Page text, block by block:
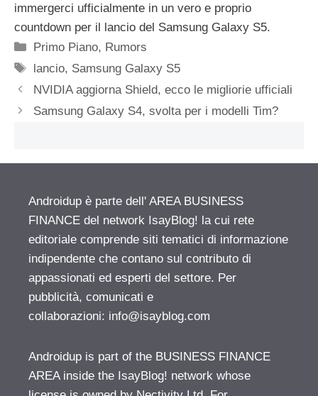
immergerci ufficialmente in un vero e proprio
countdown per il lancio del Samsung Galaxy S5.
Categorie
Primo Piano, Rumors
Tag
lancio, Samsung Galaxy S5
NVIDIA aggiorna Shield, ecco le migliorie ufficiali
Samsung Galaxy S4, svolta per i modelli Tim?
Androidup è parte dell' AREA BUSINESS
FINANCE del network IsayBlog! la cui rete
editoriale comprende siti tematici di informazione
indipendente che contano sul contributo di
appassionati ed esperti del settore. Per
pubblicità, comunicati e
collaborazioni: info@isayblog.com
Androidup is part of the BUSINESS FINANCE
AREA inside the IsayBlog! network whose